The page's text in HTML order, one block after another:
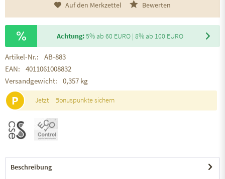
Auf den Merkzettel Bewerten
Achtung:5% ab 60 EURO | 8% ab 100 EURO
Artikel-Nr.:
AB-883
EAN:
4011061008832
Versandgewicht:
0,357 kg
P Jetzt Bonuspunkte sichern
Beschreibung